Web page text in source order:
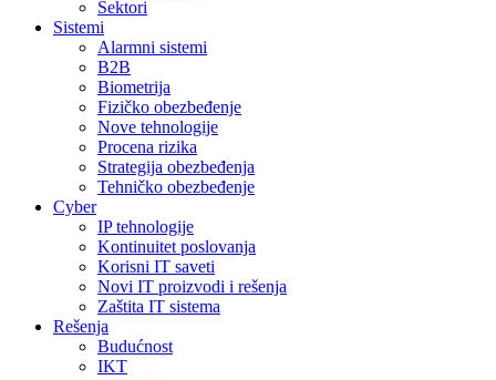
Sektori
Sistemi
Alarmni sistemi
B2B
Biometrija
Fizičko obezbeđenje
Nove tehnologije
Procena rizika
Strategija obezbeđenja
Tehničko obezbeđenje
Cyber
IP tehnologije
Kontinuitet poslovanja
Korisni IT saveti
Novi IT proizvodi i rešenja
Zaštita IT sistema
Rešenja
Budućnost
IKT